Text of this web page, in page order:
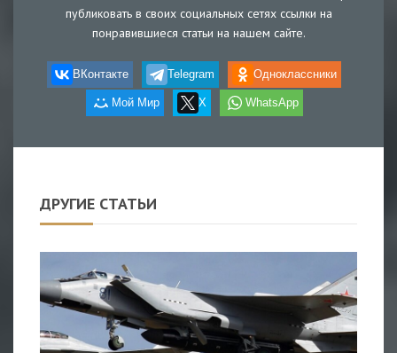
публиковать в своих социальных сетях ссылки на
понравившиеся статьи на нашем сайте.
ВКонтакте Telegram Одноклассники
Мой Мир X WhatsApp
ДРУГИЕ СТАТЬИ